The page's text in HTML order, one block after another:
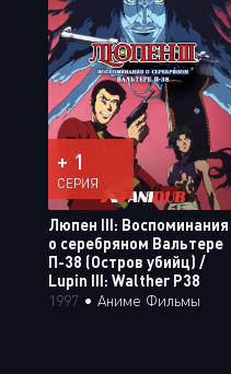
+ 1
СЕРИЯ
Люпен III: Воспоминания
о серебряном Вальтере
П-38 (Остров убийц) /
Lupin III: Walther P38
1997 • Аниме Фильмы